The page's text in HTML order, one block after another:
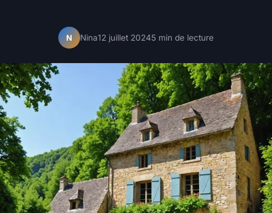
N Nina12 juillet 20245 min de lecture